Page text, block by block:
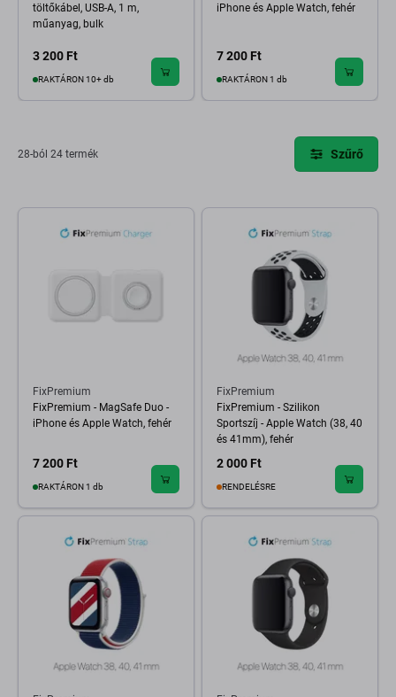
töltőkábel, USB-A, 1 m,
műanyag, bulk
3 200 Ft
RAKTÁRON 10+ db
iPhone és Apple Watch, fehér
7 200 Ft
RAKTÁRON 1 db
28-ból 24 termék Szűrő
FixPremium
FixPremium - MagSafe Duo -
iPhone és Apple Watch, fehér
7 200 Ft
RAKTÁRON 1 db
FixPremium
FixPremium - Szilikon
Sportszíj - Apple Watch (38, 40
és 41mm), fehér
2 000 Ft
RENDELÉSRE